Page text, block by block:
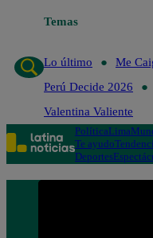
Temas
Lo último
Me
Perú Decide 2026
Valentina Valiente
PolíticaLima
Te ayudo
Deportes